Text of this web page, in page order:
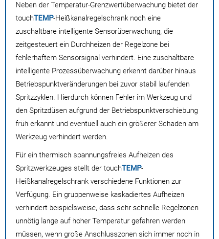
Neben der Temperatur-Grenzwertüberwachung bietet der
touchTEMP-Heißkanalregelschrank noch eine
zuschaltbare intelligente Sensorüberwachung, die
zeitgesteuert ein Durchheizen der Regelzone bei
fehlerhaftem Sensorsignal verhindert. Eine zuschaltbare
intelligente Prozessüberwachung erkennt darüber hinaus
Betriebspunktveränderungen bei zuvor stabil laufenden
Spritzzyklen. Hierdurch können Fehler im Werkzeug und
den Spritzdüsen aufgrund der Betriebspunktverschiebung
früh erkannt und eventuell auch ein größerer Schaden am
Werkzeug verhindert werden.
Für ein thermisch spannungsfreies Aufheizen des
Spritzwerkzeuges stellt der touchTEMP-
Heißkanalregelschrank verschiedene Funktionen zur
Verfügung. Ein gruppenweise kaskadiertes Aufheizen
verhindert beispielsweise, dass sehr schnelle Regelzonen
unnötig lange auf hoher Temperatur gefahren werden
müssen, wenn große Anschlusszonen sich immer noch in